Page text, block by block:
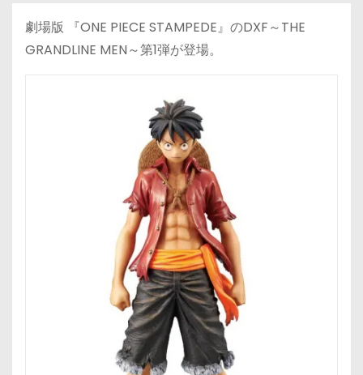
劇場版 『ONE PIECE STAMPEDE』のDXF～THE
GRANDLINE MEN～第1弾が登場。